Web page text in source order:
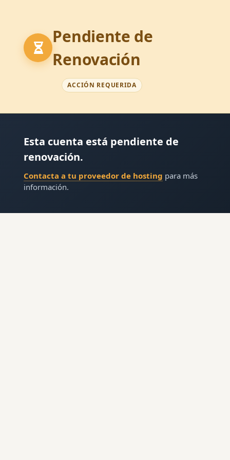
Pendiente de
Renovación
ACCIÓN REQUERIDA
Esta cuenta está pendiente de
renovación.
Contacta a tu proveedor de hosting para más
información.